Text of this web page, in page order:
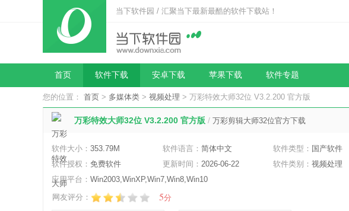
当下软件园 / 汇聚当下最新最酷的软件下载站！
首页 软件下载 安卓下载 苹果下载 软件专题
您的位置： 首页 > 多媒体类 > 视频处理 > 万彩特效大师32位 V3.2.200 官方版
万彩特效大师32位 V3.2.200 官方版 / 万彩剪辑大师32位官方下载
软件大小： 353.79M 软件语言： 简体中文 软件类型： 国产软件
软件授权： 免费软件 更新时间： 2026-06-22 软件类别：视频处理
应用平台： Win2003,WinXP,Win7,Win8,Win10
网友评分：
5分